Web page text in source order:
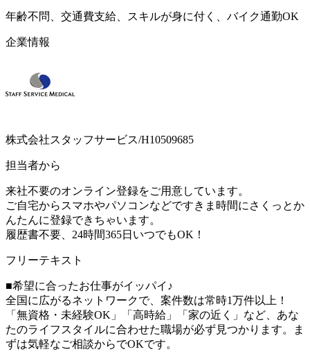
年齢不問、交通費支給、スキルが身に付く、バイク通勤OK
企業情報
株式会社スタッフサービス/H10509685
担当者から
来社不要のオンライン登録をご用意しています。
ご自宅からスマホやパソコンなどですきま時間にさくっとか
んたんに登録できちゃいます。
履歴書不要、24時間365日いつでもOK！
フリーテキスト
■希望に合ったお仕事がイッパイ♪
全国に広がるネットワークで、案件数は常時1万件以上！
「無資格・未経験OK」「高時給」「家の近く」など、あな
たのライフスタイルに合わせた職場が必ず見つかります。ま
ずは気軽なご相談からでOKです。